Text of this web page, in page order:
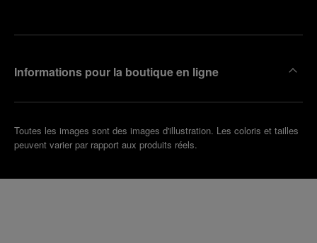
Informations pour la boutique en ligne
Toutes les images sont des images d'illustration. Les coloris et tailles
peuvent varier par rapport aux produits réels.